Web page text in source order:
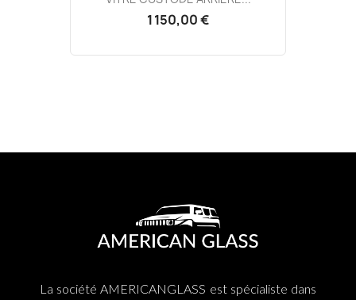
1 150,00 €
La société AMERICANGLASS est spécialiste dans